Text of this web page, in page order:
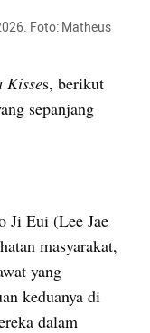
Foto: Matheus
Kisses, berikut
sepanjang
Ji Eui (Lee Jae
masyarakat,
yang
keduanya di
dalam